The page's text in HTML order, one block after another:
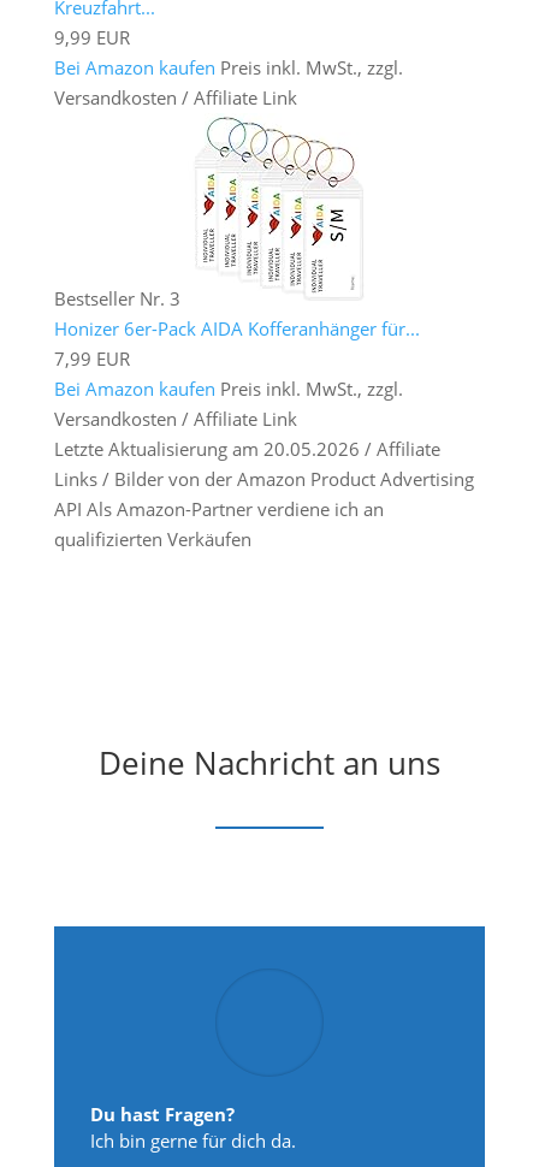
Kreuzfahrt...
9,99 EUR
Bei Amazon kaufen Preis inkl. MwSt., zzgl.
Versandkosten / Affiliate Link
Bestseller Nr. 3
Honizer 6er-Pack AIDA Kofferanhänger für...
7,99 EUR
Bei Amazon kaufen Preis inkl. MwSt., zzgl.
Versandkosten / Affiliate Link
Letzte Aktualisierung am 20.05.2026 / Affiliate
Links / Bilder von der Amazon Product Advertising
API Als Amazon-Partner verdiene ich an
qualifizierten Verkäufen
Deine Nachricht an uns
Du hast Fragen?
Ich bin gerne für dich da.